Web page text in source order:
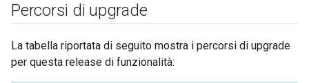
Percorsi di upgrade
La tabella riportata di seguito mostra i percorsi di upgrade
per questa release di funzionalità: